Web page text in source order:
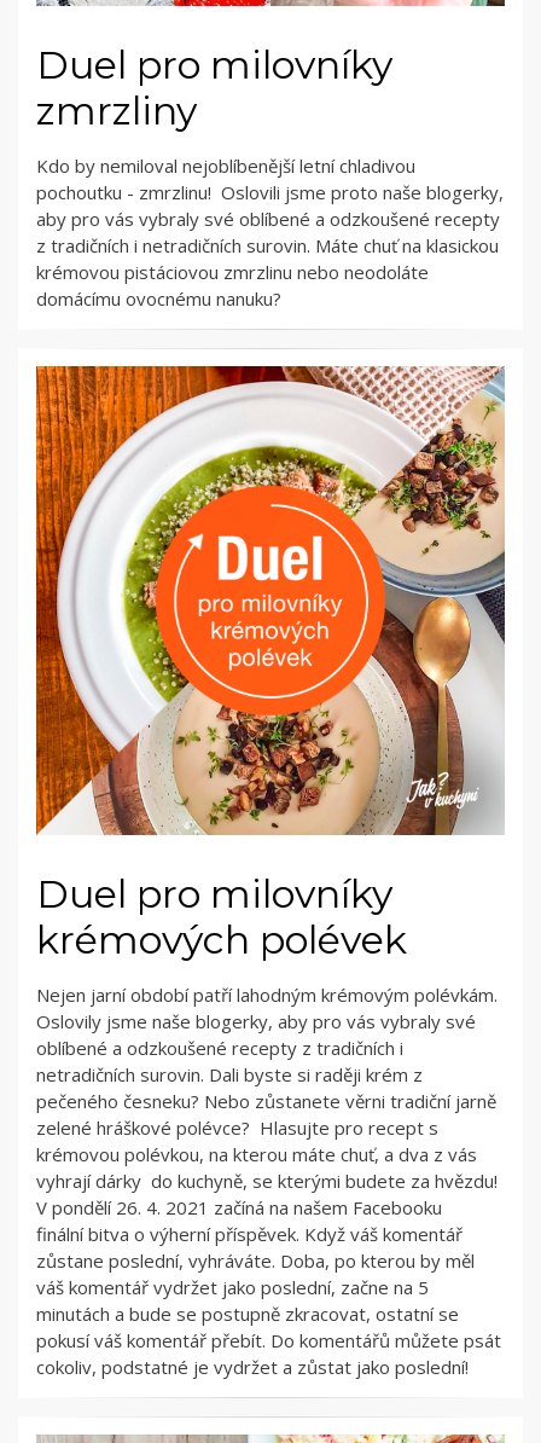
Duel pro milovníky
zmrzliny
Kdo by nemiloval nejoblíbenější letní chladivou
pochoutku - zmrzlinu! Oslovili jsme proto naše blogerky,
aby pro vás vybraly své oblíbené a odzkoušené recepty
z tradičních i netradičních surovin. Máte chuť na klasickou
krémovou pistáciovou zmrzlinu nebo neodoláte
domácímu ovocnému nanuku?
Duel pro milovníky
krémových polévek
Nejen jarní období patří lahodným krémovým polévkám.
Oslovily jsme naše blogerky, aby pro vás vybraly své
oblíbené a odzkoušené recepty z tradičních i
netradičních surovin. Dali byste si raději krém z
pečeného česneku? Nebo zůstanete věrni tradiční jarně
zelené hráškové polévce? Hlasujte pro recept s
krémovou polévkou, na kterou máte chuť, a dva z vás
vyhrají dárky do kuchyně, se kterými budete za hvězdu!
V pondělí 26. 4. 2021 začíná na našem Facebooku
finální bitva o výherní příspěvek. Když váš komentář
zůstane poslední, vyhráváte. Doba, po kterou by měl
váš komentář vydržet jako poslední, začne na 5
minutách a bude se postupně zkracovat, ostatní se
pokusí váš komentář přebít. Do komentářů můžete psát
cokoliv, podstatné je vydržet a zůstat jako poslední!